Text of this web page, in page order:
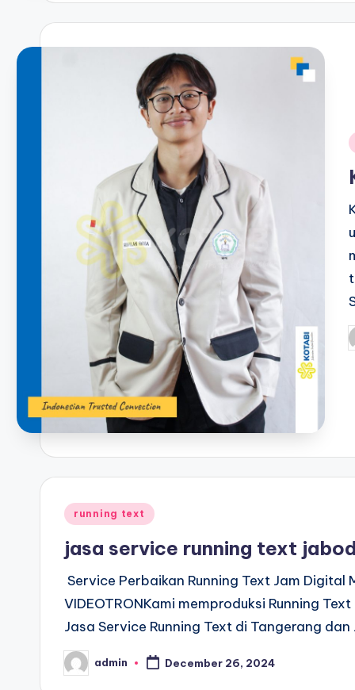
Posted
running text
jasa service running text
Service Perbaikan Running Text Jam Digital
VIDEOTRONKami memproduksi Running
Jasa Service Running Text di Tangerang
Posted
by
admin December 26, 2024